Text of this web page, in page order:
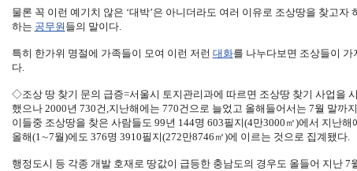
물론 꼭 이런 예기치 않은 ‘대박’은 아니더라도 여러 이유로 조상땅을 찾고
하는 공무원 들의 말이다.
특히 한가위 명절에 가족들이 모여 이런 저런 대화를 나누다보면 조상들이 가
다.
◇조상 땅 찾기 문의 급증=서울시 토지관리과에 따르면 조상땅 찾기 사업을
했으나 2000년 730건,지난해에는 770건으로 늘었고 올해들어서는 7월 말까
이들중 조상땅을 찾은 사람들도 99년 144명 603필지(4만3000㎡)에서 지난
올해(1∼7월)에도 376명 3910필지(272만8746㎡)에 이르는 것으로 집계됐다.
행정도시 등 각종 개발 호재로 땅값이 급등한 충남도의 경우도 올들어 지난 7